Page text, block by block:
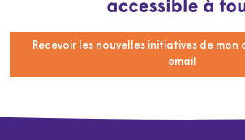
Recevoir les nouvelles initiatives de
email